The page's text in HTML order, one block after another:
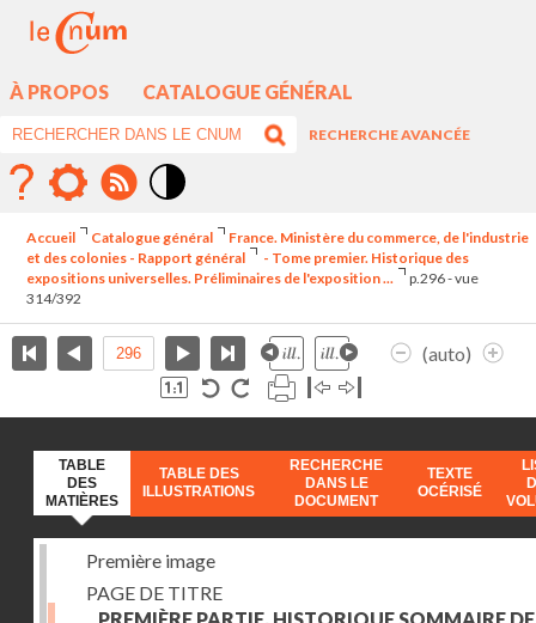
À PROPOS CATALOGUE GÉNÉRAL
RECHERCHE AVANCÉE
élévé
Accueil Catalogue général
France. Ministère du commerce, de l'industrie
et des colonies - Rapport général
- Tome premier. Historique des
expositions universelles. Préliminaires de l'exposition ...
p.296 - vue
314/392
(auto)
TABLE
DES
MATIÈRES
TABLE DES
ILLUSTRATIONS
RECHERCHE
DANS LE
DOCUMENT
TEXTE
OCÉRISÉ
Première image
PAGE DE TITRE
PREMIÈRE PARTIE. HISTORIQUE SOMMAIRE